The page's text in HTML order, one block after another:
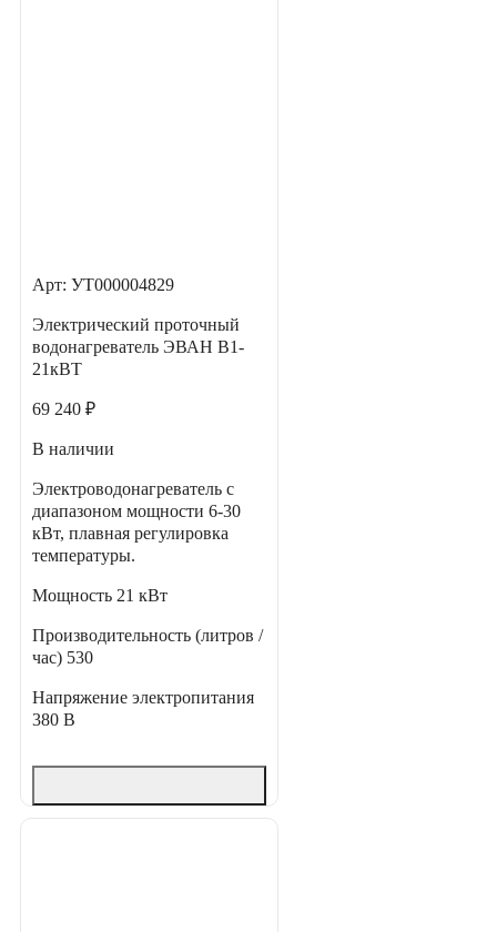
Арт: УТ000004829
Электрический проточный
водонагреватель ЭВАН В1-
21кВТ
69 240 ₽
В наличии
Электроводонагреватель с
диапазоном мощности 6-30
кВт, плавная регулировка
температуры.
Мощность 21 кВт
Производительность (литров /
час) 530
Напряжение электропитания
380 В